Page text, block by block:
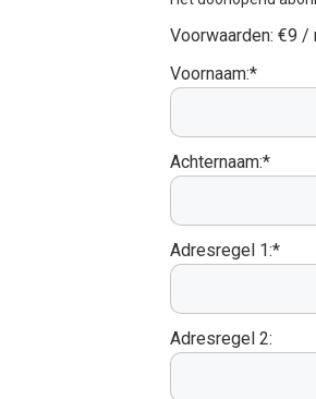
Voorwaarden: €9 /
Voornaam:*
Achternaam:*
Adresregel 1:*
Adresregel 2: